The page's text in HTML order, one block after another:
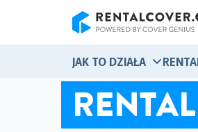
JAK TO DZIAŁA